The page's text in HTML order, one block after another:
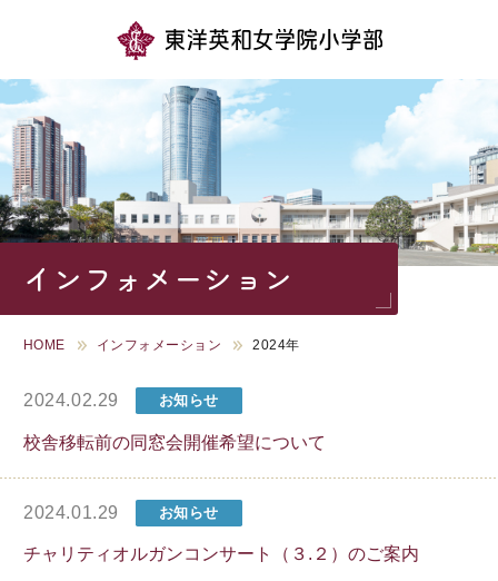
学校紹介
教育の特色
学校生活
入試情報
小学部長ブログ
在校生・保護者の方 お問い合わせ
インフォメーション
HOME インフォメーション 2024年
2024.02.29 お知らせ
校舎移転前の同窓会開催希望について
2024.01.29 お知らせ
チャリティオルガンコンサート（３.２）のご案内